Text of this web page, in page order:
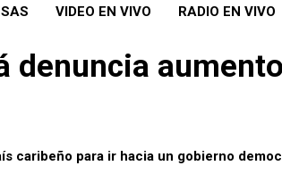
VIDEO EN VIVO RADIO EN VIVO
denuncia
caribeño para ir hacia un gobierno